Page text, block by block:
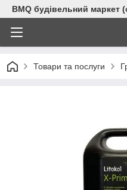
BMQ будівельний маркет
Товари та послуги